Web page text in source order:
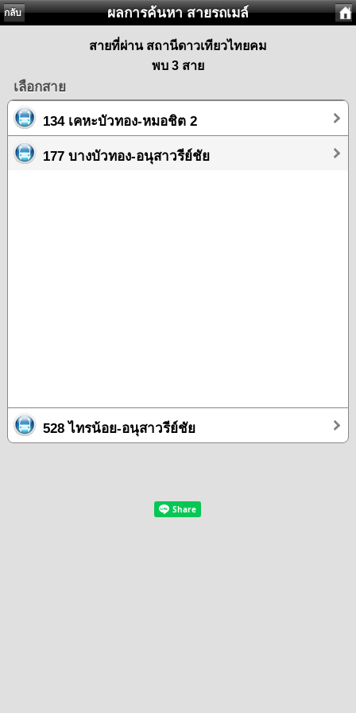
กลับ ผลการค้นหา สายรถเมล์
สายที่ผ่าน สถานีดาวเทียวไทยคม
พบ 3 สาย
เลือกสาย
134 เคหะบัวทอง-หมอชิต 2
177 บางบัวทอง-อนุสาวรีย์ชัย
528 ไทรน้อย-อนุสาวรีย์ชัย